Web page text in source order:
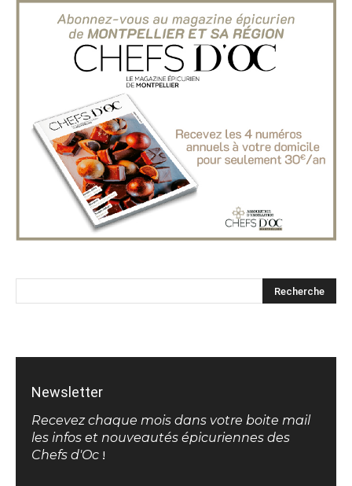
Newsletter
Recevez chaque mois dans votre boite mail
les infos et nouveautés épicuriennes des
Chefs d'Oc !